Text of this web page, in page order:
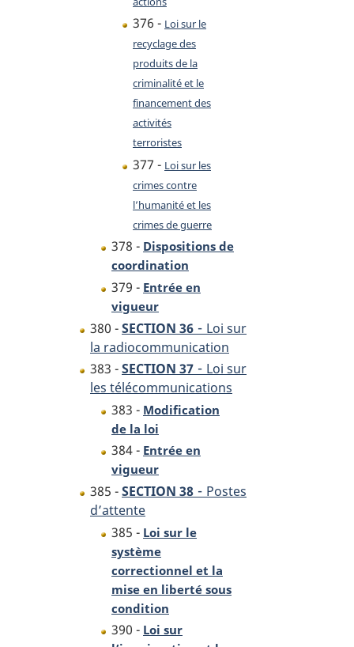
376 - Loi sur le
recyclage des
produits de la
criminalité et le
financement des
activités
terroristes
377 - Loi sur les
crimes contre
l’humanité et les
crimes de guerre
378 - Dispositions de
coordination
379 - Entrée en
vigueur
380 -SECTION 36 - Loi sur
la radiocommunication
383 -SECTION 37 - Loi sur
les télécommunications
383 - Modification
de la loi
384 - Entrée en
vigueur
385 -SECTION 38 - Postes
d’attente
385 - Loi sur le
système
correctionnel et la
mise en liberté sous
condition
390 - Loi sur